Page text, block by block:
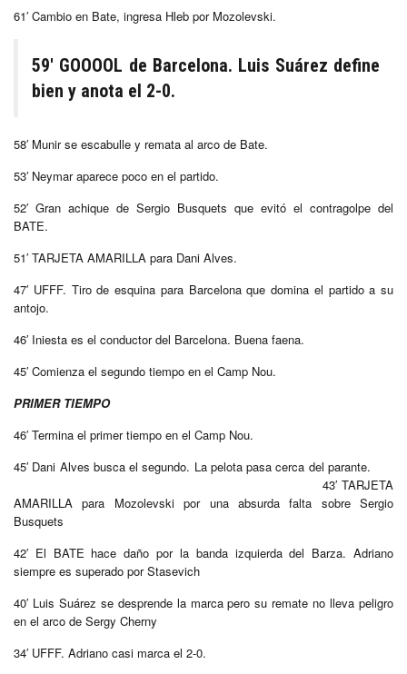
61′ Cambio en Bate, ingresa Hleb por Mozolevski.
59′ GOOOOL de Barcelona. Luis Suárez define
bien y anota el 2-0.
58′ Munir se escabulle y remata al arco de Bate.
53′ Neymar aparece poco en el partido.
52′ Gran achique de Sergio Busquets que evitó el contragolpe del
BATE.
51′ TARJETA AMARILLA para Dani Alves.
47′ UFFF. Tiro de esquina para Barcelona que domina el partido a su
antojo.
46′ Iniesta es el conductor del Barcelona. Buena faena.
45′ Comienza el segundo tiempo en el Camp Nou.
PRIMER TIEMPO
46′ Termina el primer tiempo en el Camp Nou.
45′ Dani Alves busca el segundo. La pelota pasa cerca del parante.
43′ TARJETA
AMARILLA para Mozolevski por una absurda falta sobre Sergio
Busquets
42′ El BATE hace daño por la banda izquierda del Barza. Adriano
siempre es superado por Stasevich
40′ Luis Suárez se desprende la marca pero su remate no lleva peligro
en el arco de Sergy Cherny
34′ UFFF. Adriano casi marca el 2-0.